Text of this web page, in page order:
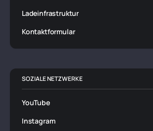
Ladeinfrastruktur
Kontaktformular
SOZIALE NETZWERKE
YouTube
Instagram